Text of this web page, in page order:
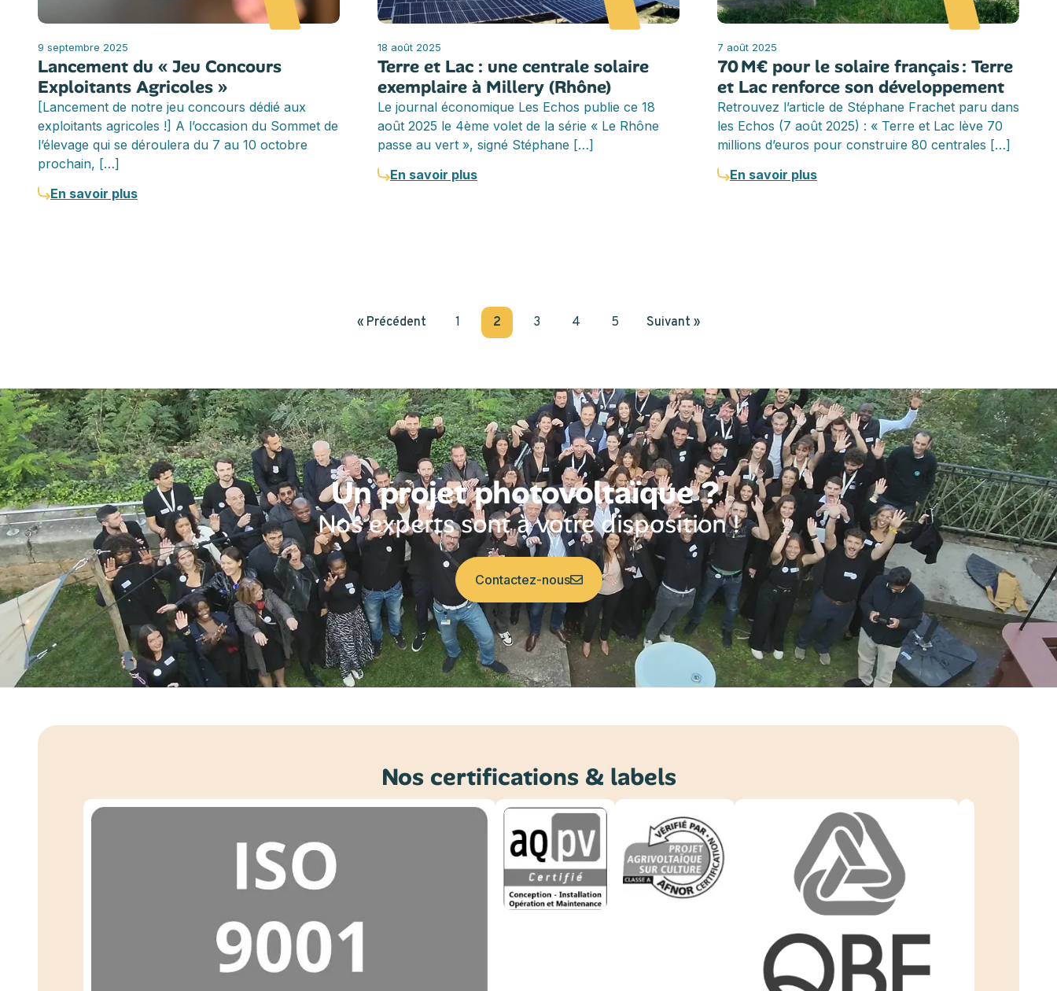
9 septembre 2025
Lancement du « Jeu Concours
Exploitants Agricoles »
[Lancement de notre jeu concours dédié aux
exploitants agricoles !] A l’occasion du Sommet de
l’élevage qui se déroulera du 7 au 10 octobre
prochain, […]
En savoir plus
18 août 2025
Terre et Lac : une centrale solaire
exemplaire à Millery (Rhône)
Le journal économique Les Echos publie ce 18
août 2025 le 4ème volet de la série « Le Rhône
passe au vert », signé Stéphane […]
En savoir plus
7 août 2025
70 M€ pour le solaire français : Terre
et Lac renforce son développement
Retrouvez l’article de Stéphane Frachet paru dans
les Echos (7 août 2025) : « Terre et Lac lève 70
millions d’euros pour construire 80 centrales […]
En savoir plus
« Précédent 1 2 3 4 5 Suivant »
Un projet photovoltaïque ?
Nos experts sont à votre disposition !
Contactez-nous
Nos certifications & labels